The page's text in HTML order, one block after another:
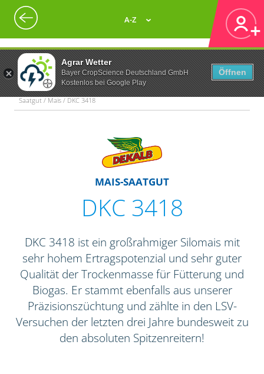
Agrar Wetter
Bayer CropScience Deutschland GmbH
Kostenlos bei Google Play
Öffnen
A-Z
Saatgut / Mais / DKC 3418
MAIS-SAATGUT
DKC 3418
DKC 3418 ist ein großrahmiger Silomais mit
sehr hohem Ertragspotenzial und sehr guter
Qualität der Trockenmasse für Fütterung und
Biogas. Er stammt ebenfalls aus unserer
Präzisionszüchtung und zählte in den LSV-
Versuchen der letzten drei Jahre bundesweit zu
den absoluten Spitzenreitern!